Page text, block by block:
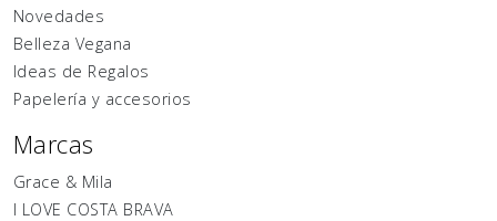
Novedades
Belleza Vegana
Ideas de Regalos
Papelería y accesorios
Marcas
Grace & Mila
I LOVE COSTA BRAVA